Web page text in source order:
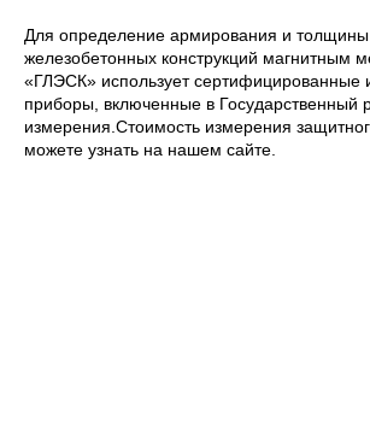
Для определение армирования и толщины
железобетонных конструкций
«ГЛЭСК» использует сертифицированные
приборы, включенные в Государственный
измерения.Стоимость измерения
можете узнать на нашем сайте.